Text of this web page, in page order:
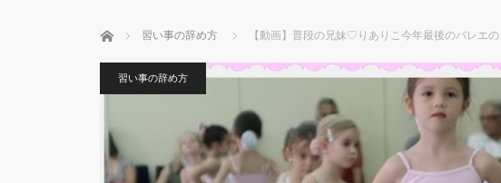
ホーム 習い事の辞め方 【動画】普段の兄妹♡りありこ今年最後のバレエの
習い事の辞め方